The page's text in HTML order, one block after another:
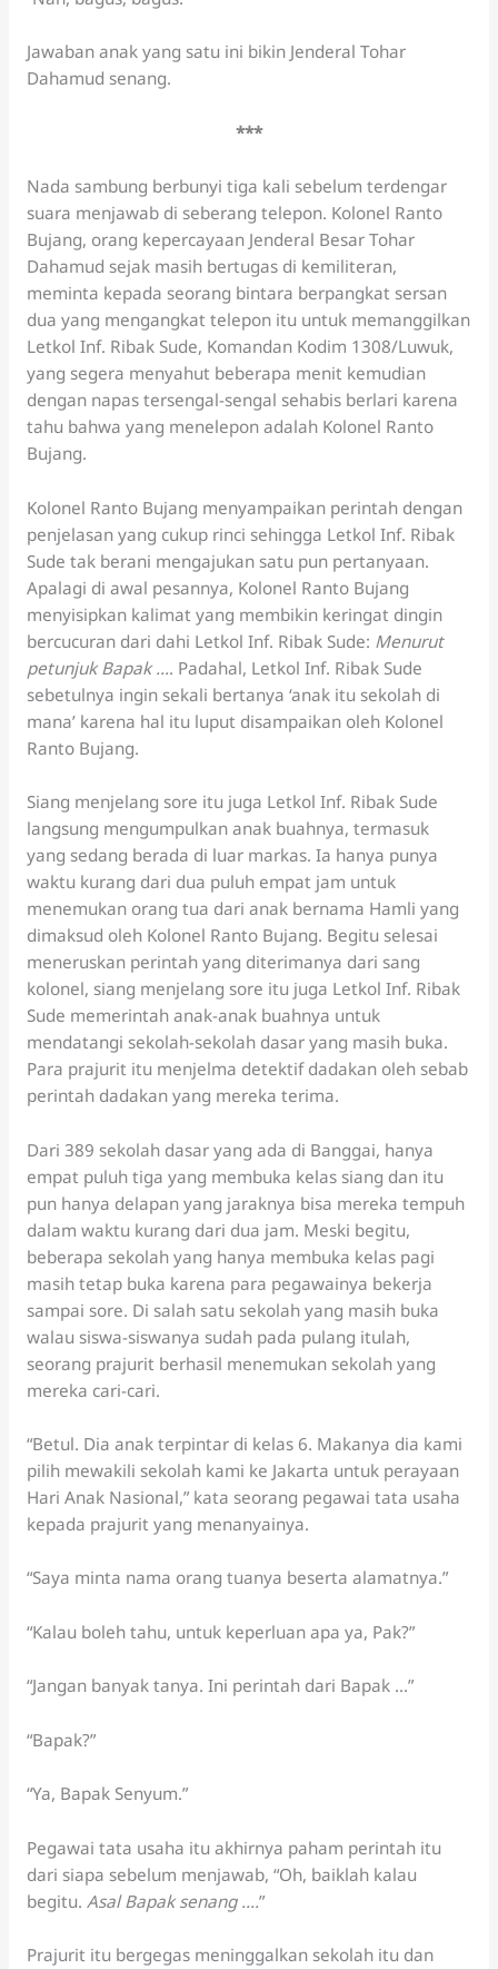
Jawaban anak yang satu ini bikin Jenderal Tohar
Dahamud senang.
***
Nada sambung berbunyi tiga kali sebelum terdengar
suara menjawab di seberang telepon. Kolonel Ranto
Bujang, orang kepercayaan Jenderal Besar Tohar
Dahamud sejak masih bertugas di kemiliteran,
meminta kepada seorang bintara berpangkat sersan
dua yang mengangkat telepon itu untuk memanggilkan
Letkol Inf. Ribak Sude, Komandan Kodim 1308/Luwuk,
yang segera menyahut beberapa menit kemudian
dengan napas tersengal-sengal sehabis berlari karena
tahu bahwa yang menelepon adalah Kolonel Ranto
Bujang.
Kolonel Ranto Bujang menyampaikan perintah dengan
penjelasan yang cukup rinci sehingga Letkol Inf. Ribak
Sude tak berani mengajukan satu pun pertanyaan.
Apalagi di awal pesannya, Kolonel Ranto Bujang
menyisipkan kalimat yang membikin keringat dingin
bercucuran dari dahi Letkol Inf. Ribak Sude: Menurut
petunjuk Bapak …. Padahal, Letkol Inf. Ribak Sude
sebetulnya ingin sekali bertanya ‘anak itu sekolah di
mana’ karena hal itu luput disampaikan oleh Kolonel
Ranto Bujang.
Siang menjelang sore itu juga Letkol Inf. Ribak Sude
langsung mengumpulkan anak buahnya, termasuk
yang sedang berada di luar markas. Ia hanya punya
waktu kurang dari dua puluh empat jam untuk
menemukan orang tua dari anak bernama Hamli yang
dimaksud oleh Kolonel Ranto Bujang. Begitu selesai
meneruskan perintah yang diterimanya dari sang
kolonel, siang menjelang sore itu juga Letkol Inf. Ribak
Sude memerintah anak-anak buahnya untuk
mendatangi sekolah-sekolah dasar yang masih buka.
Para prajurit itu menjelma detektif dadakan oleh sebab
perintah dadakan yang mereka terima.
Dari 389 sekolah dasar yang ada di Banggai, hanya
empat puluh tiga yang membuka kelas siang dan itu
pun hanya delapan yang jaraknya bisa mereka tempuh
dalam waktu kurang dari dua jam. Meski begitu,
beberapa sekolah yang hanya membuka kelas pagi
masih tetap buka karena para pegawainya bekerja
sampai sore. Di salah satu sekolah yang masih buka
walau siswa-siswanya sudah pada pulang itulah,
seorang prajurit berhasil menemukan sekolah yang
mereka cari-cari.
“Betul. Dia anak terpintar di kelas 6. Makanya dia kami
pilih mewakili sekolah kami ke Jakarta untuk perayaan
Hari Anak Nasional,” kata seorang pegawai tata usaha
kepada prajurit yang menanyainya.
“Saya minta nama orang tuanya beserta alamatnya.”
“Kalau boleh tahu, untuk keperluan apa ya, Pak?”
“Jangan banyak tanya. Ini perintah dari Bapak …”
“Bapak?”
“Ya, Bapak Senyum.”
Pegawai tata usaha itu akhirnya paham perintah itu
dari siapa sebelum menjawab, “Oh, baiklah kalau
begitu. Asal Bapak senang ….”
Prajurit itu bergegas meninggalkan sekolah itu dan